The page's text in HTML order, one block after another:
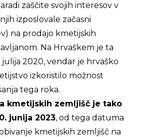
zaščite svojih interesov v
izposlovale začasni
na prodajo kmetijskih
Na Hrvaškem je ta
2020, vendar je hrvaško
izkoristilo možnost
tega roka.
kmetijskih zemljišč je tako
junija 2023, od tega datuma
kmetijskih zemljišč na